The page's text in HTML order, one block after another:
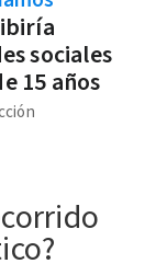
sociales
15 años